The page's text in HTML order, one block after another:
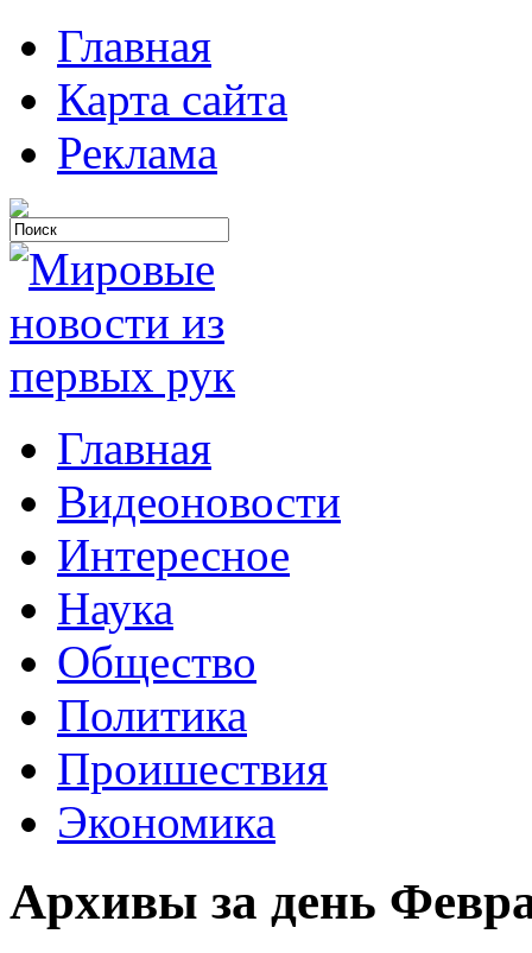
Главная
Карта сайта
Реклама
Главная
Видеоновости
Интересное
Наука
Общество
Политика
Проишествия
Экономика
Архивы за день